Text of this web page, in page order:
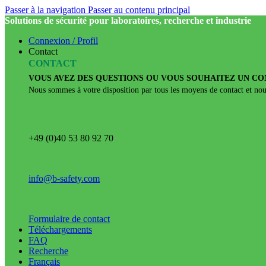
Passer à la navigation Passer au contenu principal
Solutions de sécurité pour laboratoires, recherche et industrie
Connexion / Profil
Contact
CONTACT
VOUS AVEZ DES QUESTIONS OU VOUS SOUHAITEZ UN
Nous sommes à votre disposition par tous les moyens de contact et
+49 (0)40 53 80 92 70
info@b-safety.com
Formulaire de contact
Téléchargements
FAQ
Recherche
Français